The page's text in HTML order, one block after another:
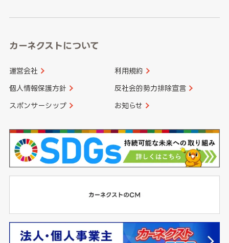
カーネクストについて
運営会社 利用規約
個人情報保護方針 反社会的勢力排除宣言
スポンサーシップ お知らせ